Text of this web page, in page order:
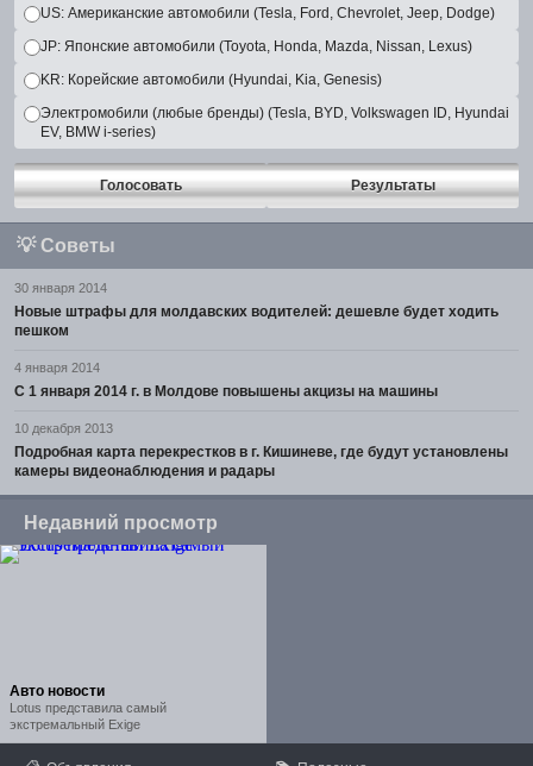
US: Американские автомобили (Tesla, Ford, Chevrolet, Jeep, Dodge)
JP: Японские автомобили (Toyota, Honda, Mazda, Nissan, Lexus)
KR: Корейские автомобили (Hyundai, Kia, Genesis)
Электромобили (любые бренды) (Tesla, BYD, Volkswagen ID, Hyundai
EV, BMW i-series)
Голосовать Результаты
💡 Советы
30 января 2014
Новые штрафы для молдавских водителей: дешевле будет ходить
пешком
4 января 2014
С 1 января 2014 г. в Молдове повышены акцизы на машины
10 декабря 2013
Подробная карта перекрестков в г. Кишиневе, где будут установлены
камеры видеонаблюдения и радары
Недавний просмотр
Авто новости
Lotus представила самый
экстремальный Exige